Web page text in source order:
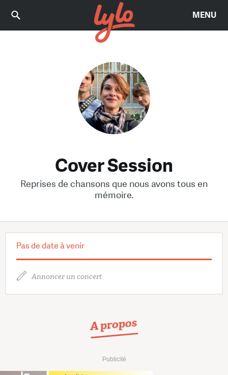
MENU
Cover Session
Reprises de chansons que nous avons tous en
mémoire.
Pas de date à venir
Annoncer un concert
A propos
Publicité